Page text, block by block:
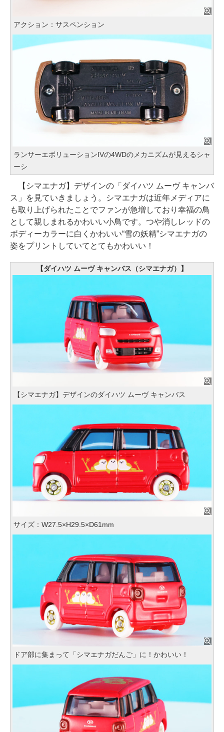
アクション：サスペンション
ランサーエボリューションIVの4WDのメカニズムが見えるシャ
ーシ
【シマエナガ】デザインの「ダイハツ ムーヴ キャンバ
ス」を見ていきましょう。シマエナガは近年メディアに
も取り上げられたことでファンが急増しており幸福の鳥
として親しまれるかわいい小鳥です。つや消しレッドの
ボディーカラーに白くかわいい“雪の妖精”シマエナガの
姿をプリントしていてとてもかわいい！
【ダイハツ ムーヴ キャンバス（シマエナガ）】
【シマエナガ】デザインのダイハツ ムーヴ キャンバス
サイズ：W27.5×H29.5×D61mm
ドア部に集まって「シマエナガだんご」に！かわいい！